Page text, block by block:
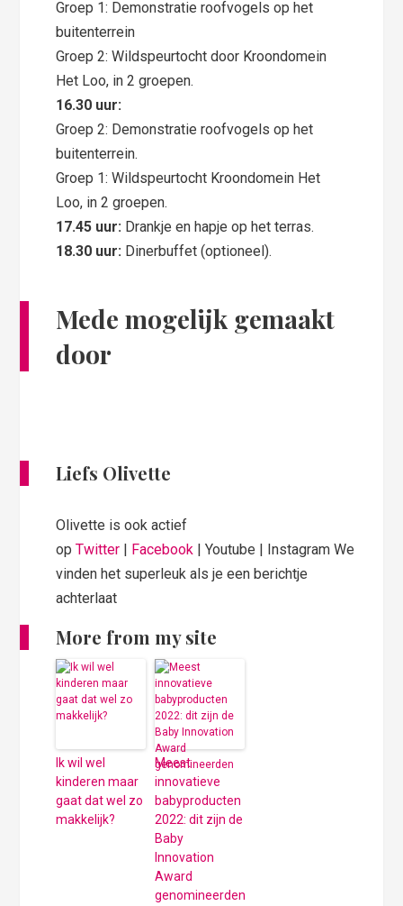
Groep 1: Demonstratie roofvogels op het
buitenterrein​
Groep 2: Wildspeurtocht door Kroondomein
Het Loo, in 2 groepen.​
16.30 uur:
Groep 2: Demonstratie roofvogels op het
buitenterrein.​
Groep 1: Wildspeurtocht Kroondomein Het
Loo, in 2 groepen.​
17.45 uur: Drankje en hapje op het terras. ​
18.30 uur: Dinerbuffet (optioneel). ​
Mede mogelijk gemaakt
door
Liefs Olivette
Olivette is ook actief
opTwitter | Facebook | Youtube | Instagram We
vinden het superleuk als je een berichtje
achterlaat
More from my site
Ik wil wel
kinderen maar
gaat dat wel zo
makkelijk?
Meest
innovatieve
babyproducten
2022: dit zijn de
Baby
Innovation
Award
genomineerden